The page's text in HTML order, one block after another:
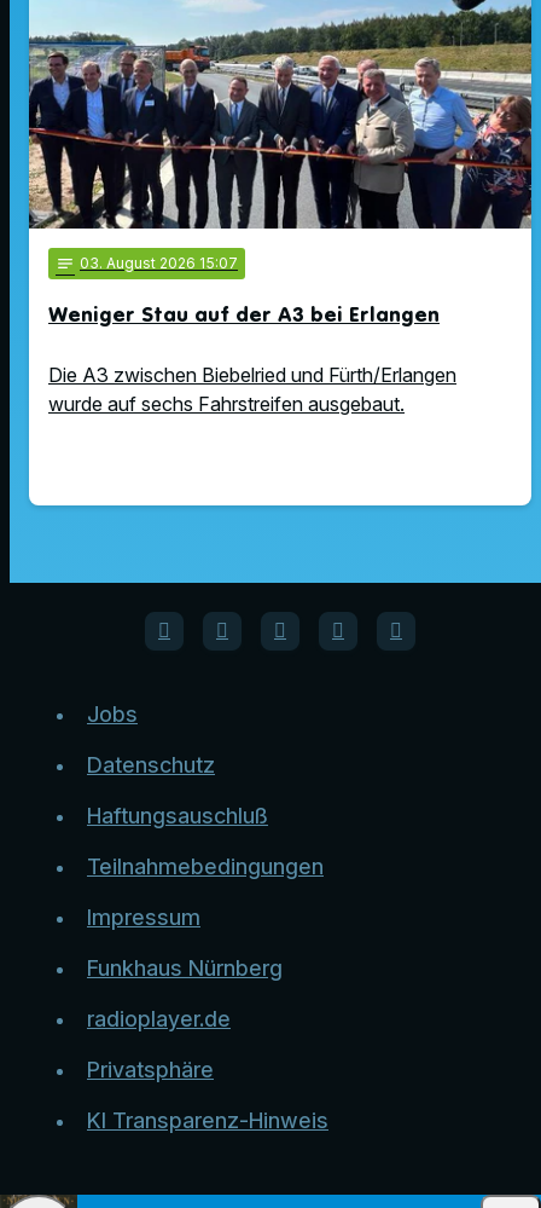
notes 03. August 2026 15:07
Weniger Stau auf der A3 bei Erlangen
Die A3 zwischen Biebelried und Fürth/Erlangen
wurde auf sechs Fahrstreifen ausgebaut.
Jobs
Datenschutz
Haftungsauschluß
Teilnahmebedingungen
Impressum
Funkhaus Nürnberg
radioplayer.de
Privatsphäre
KI Transparenz-Hinweis